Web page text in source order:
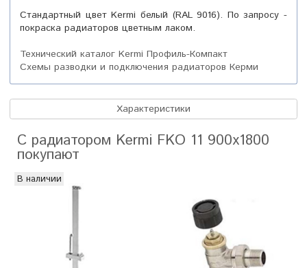
Стандартный цвет Kermi белый (RAL 9016). По запросу -
покраска радиаторов цветным лаком.
Технический каталог Kermi Профиль-Компакт
Схемы разводки и подключения радиаторов Керми
Характеристики
С радиатором Kermi FKO 11 900x1800
покупают
В наличии